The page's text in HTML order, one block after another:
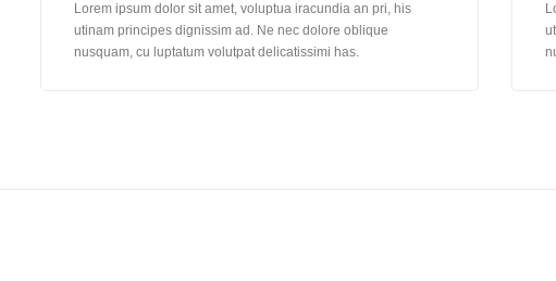
Lorem ipsum dolor sit amet, voluptua iracundia an pri, his
utinam principes dignissim ad. Ne nec dolore oblique
nusquam, cu luptatum volutpat delicatissimi has.